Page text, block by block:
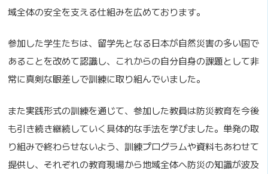
域全体の安全を支える仕組みを広めております。
参加した学生たちは、留学先となる日本が自然災害の多い国で
あることを改めて認識し、これからの自分自身の課題として非
常に真剣な眼差しで訓練に取り組んでいました。
また実践形式の訓練を通じて、参加した教員は防災教育を今後
も引き続き継続していく具体的な手法を学びました。単発の取
り組みで終わらせないよう、訓練プログラムや資料もあわせて
提供し、それぞれの教育現場から地域全体へ防災の知識が波及